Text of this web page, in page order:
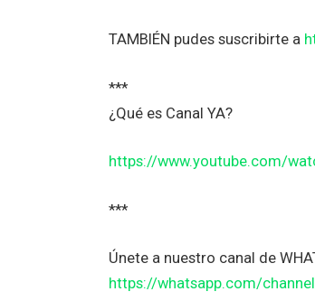
TAMBIÉN pudes suscribirte a
***
¿Qué es Canal YA?
https://www.youtube.com/
***
Únete a nuestro canal de
https://whatsapp.com/